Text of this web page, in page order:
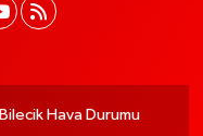
Bilecik Hava Durumu